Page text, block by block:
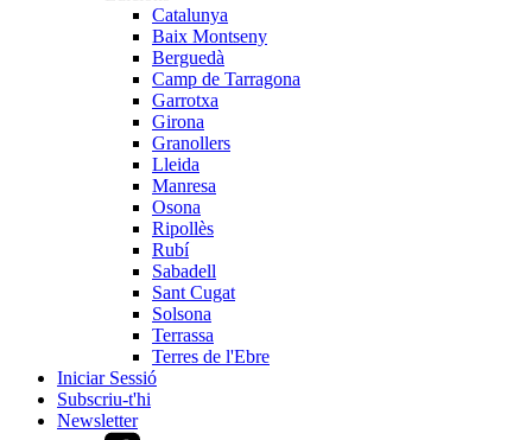
Catalunya
Baix Montseny
Berguedà
Camp de Tarragona
Garrotxa
Girona
Granollers
Lleida
Manresa
Osona
Ripollès
Rubí
Sabadell
Sant Cugat
Solsona
Terrassa
Terres de l'Ebre
Iniciar Sessió
Subscriu-t'hi
Newsletter